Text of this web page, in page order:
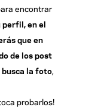
encontrar
en el
que en
de los post
la foto,
probarlos!